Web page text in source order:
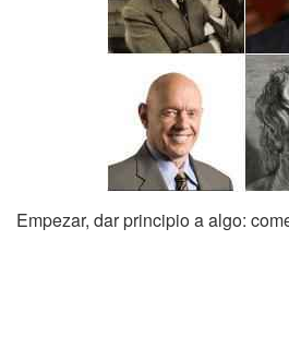
Empezar, dar principio a algo: